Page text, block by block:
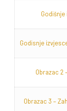
Godišnje
Godisnje
Obrazac 2
Obrazac 3 –